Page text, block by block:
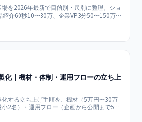
を2026年最新で目的別・尺別に整理。ショ
紹介60秒10〜30万、企業VP3分50〜150万円
化｜機材・体制・運用フローの立ち上
する立ち上げ手順を、機材（5万円〜30万
2名）・運用フロー（企画から公開まで5ス